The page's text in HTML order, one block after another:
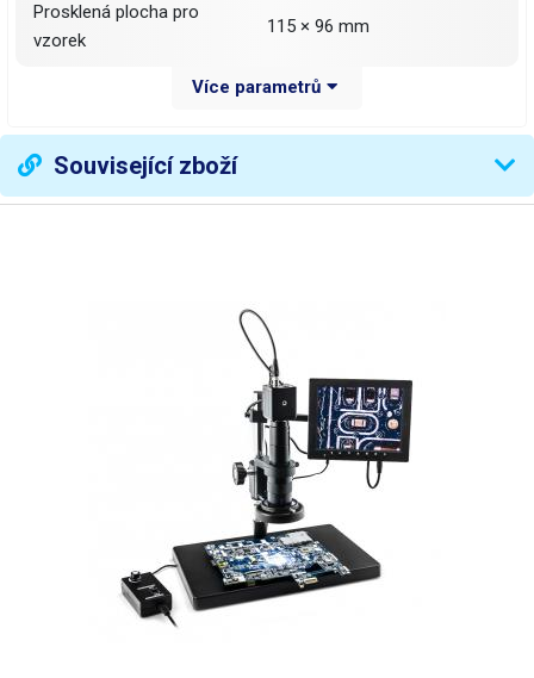
Prosklená plocha pro
vzorek
115 × 96 mm
180 × 155 × 27 mm
Více parametrů
Související zboží